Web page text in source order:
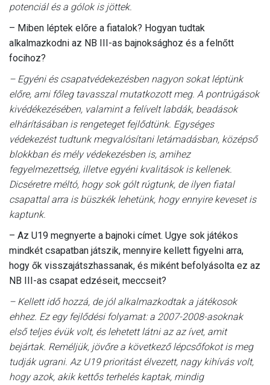
potenciál és a gólok is jöttek.
– Miben léptek előre a fiatalok? Hogyan tudtak
alkalmazkodni az NB III-as bajnoksághoz és a felnőtt
focihoz?
– Egyéni és csapatvédekezésben nagyon sokat léptünk
előre, ami főleg tavasszal mutatkozott meg. A pontrúgások
kivédékezésében, valamint a felívelt labdák, beadások
elhárításában is rengeteget fejlődtünk. Egységes
védekezést tudtunk megvalósítani letámadásban, középső
blokkban és mély védekezésben is, amihez
fegyelmezettség, illetve egyéni kvalitások is kellenek.
Dicséretre méltó, hogy sok gólt rúgtunk, de ilyen fiatal
csapattal arra is büszkék lehetünk, hogy ennyire keveset is
kaptunk.
– Az U19 megnyerte a bajnoki címet. Ugye sok játékos
mindkét csapatban játszik, mennyire kellett figyelni arra,
hogy ők visszajátszhassanak, és miként befolyásolta ez az
NB III-as csapat edzéseit, meccseit?
– Kellett idő hozzá, de jól alkalmazkodtak a játékosok
ehhez. Ez egy fejlődési folyamat: a 2007-2008-asoknak
első teljes évük volt, és lehetett látni az az ívet, amit
bejártak. Reméljük, jövőre a következő lépcsőfokot is meg
tudják ugrani. Az U19 prioritást élvezett, nagy kihívás volt,
hogy azok, akik kettős terhelés kaptak, mindig